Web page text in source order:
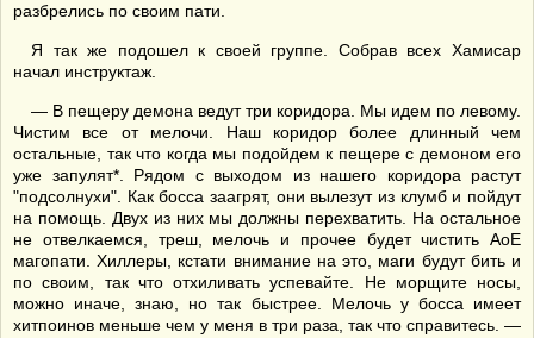
разбрелись по своим пати.
Я так же подошел к своей группе. Собрав всех Хамисар
начал инструктаж.
— В пещеру демона ведут три коридора. Мы идем по левому.
Чистим все от мелочи. Наш коридор более длинный чем
остальные, так что когда мы подойдем к пещере с демоном его
уже запулят*. Рядом с выходом из нашего коридора растут
"подсолнухи". Как босса заагрят, они вылезут из клумб и пойдут
на помощь. Двух из них мы должны перехватить. На остальное
не отвелкаемся, треш, мелочь и прочее будет чистить АоЕ
магопати. Хиллеры, кстати внимание на это, маги будут бить и
по своим, так что отхиливать успевайте. Не морщите носы,
можно иначе, знаю, но так быстрее. Мелочь у босса имеет
хитпоинов меньше чем у меня в три раза, так что справитесь. —